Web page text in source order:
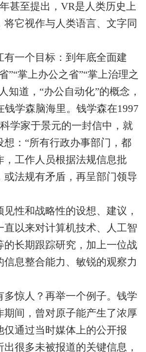
甚至提出，VR是人类历史上
将它视作与人类语言、文字同
一个目标：到年底全面建
”“掌上办公之省”“掌上治理之
知道，“办公自动化”的概念，
钱学森脑海里。钱学森在1997
学家于景元的一封信中，就
想：“所有行政办事部门，都
，工作人员根据法规信息批
或法规有矛盾，再呈部门领导
和战略性的设想、建议，
直以来对计算机技术、人工智
的长期跟踪研究，加上一位战
信息整合能力、敏锐的观察力
惊人？再举一个例子。钱学
期间，曾对原子能产生了浓厚
仅通过当时媒体上的公开报
很多未被报道的关键信息，